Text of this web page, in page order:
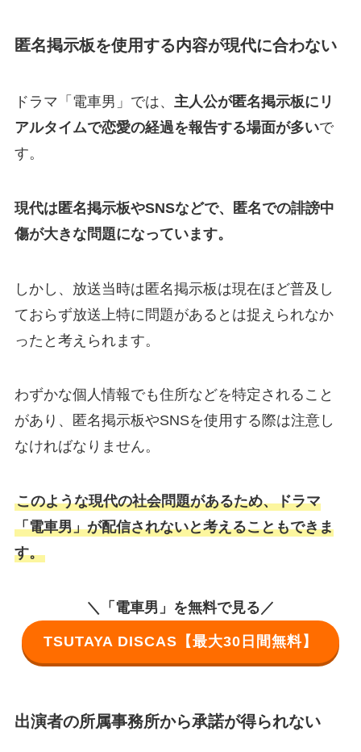
匿名掲示板を使用する内容が現代に合わない
ドラマ「電車男」では、 主人公が匿名掲示板にリ
アルタイムで恋愛の経過を報告する場面が多いで
す。
現代は匿名掲示板やSNSなどで、匿名での誹謗中
傷が大きな問題になっています。
しかし、放送当時は匿名掲示板は現在ほど普及し
ておらず放送上特に問題があるとは捉えられなか
ったと考えられます。
わずかな個人情報でも住所などを特定されること
があり、匿名掲示板やSNSを使用する際は注意し
なければなりません。
このような現代の社会問題があるため、ドラマ
「電車男」が配信されないと考えることもできま
す。
＼「電車男」を無料で見る／
TSUTAYA DISCAS【最大30日間無料】
出演者の所属事務所から承諾が得られない